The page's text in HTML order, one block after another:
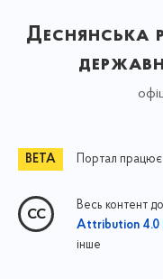
Деснянська
Портал
Весь контент
Attribution 4.0
інше